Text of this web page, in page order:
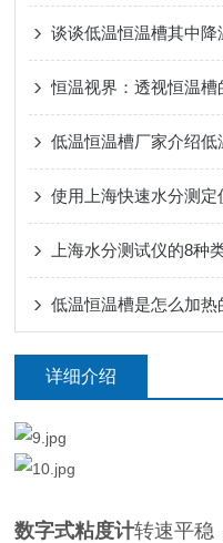
谈谈低温恒温槽其中降
恒温视界：透视恒温槽
低温恒温槽厂家介绍
使用上海快速水分测定
上海水分测试仪的8种
低温恒温槽是怎么加热
详细介绍
数字式粘度计转速平稳